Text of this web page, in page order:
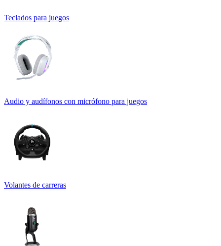
Teclados para juegos
Audio y audífonos con micrófono para juegos
Volantes de carreras